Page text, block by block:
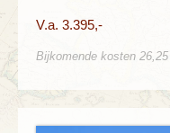
V.a. 3.395,-
Bijkomende kosten